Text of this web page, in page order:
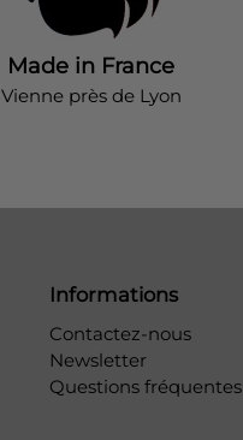
Made in France
Vienne près de Lyon
Informations
Contactez-nous
Newsletter
Questions fréquentes